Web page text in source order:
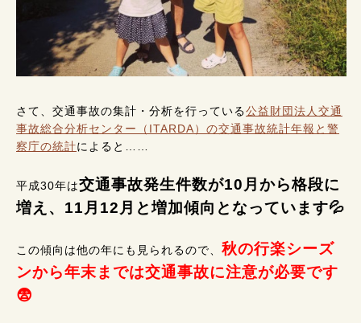
さて、交通事故の集計・分析を行っている公益財団法人交通
事故総合分析センター（ITARDA）の交通事故統計年報と警
察庁の統計によると……
平成30年は交通事故発生件数が10月から格段に
増え、11月12月と増加傾向となっています💦
この傾向は他の年にも見られるので、 秋の行楽シーズ
ンから年末までは交通事故に注意が必要です
😨